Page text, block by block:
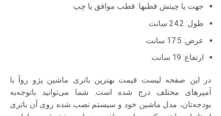
جهت یا چینش قطبها: قطب موافق یا چپ
طول: 24.2 سانت
عرض: 17.5 سانت
ارتفاع: 19 سانت
در این صفحه لیست قیمت بهترین باتری ماشین پژو روآ با
آمپرهای مختلف درج شده است. شما می‌توانید با‌توجه‌به
بودجه‌تان، مدل ماشین خود و سیستم نصب شده روی آن باتری